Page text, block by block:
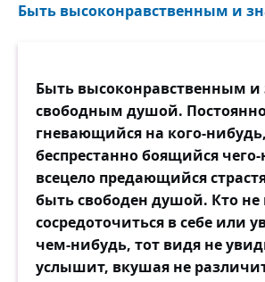
Быть высоконравственным и
Быть высоконравственным и
свободным душой.
гневающийся на кого-нибудь,
беспрестанно боящийся
всецело предающийся
быть свободен душой. Кто
сосредоточиться в себе или
чем-нибудь, тот видя не
услышит, вкушая не